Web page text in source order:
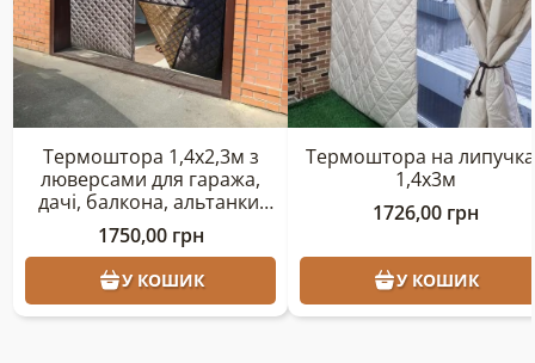
Термоштора 1,4х2,3м з
люверсами для гаража,
дачі, балкона, альтанки,
ангара
1750,00 грн
У КОШИК
Термоштора на
1,4х3м
1726,00 грн
У КОШИК